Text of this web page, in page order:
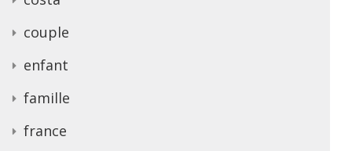
couple
enfant
famille
france